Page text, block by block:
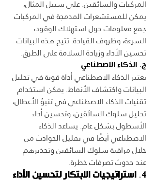
المركبات والسائقين. على سبيل المثال،
يمكن للمستشعرات المدمجة في المركبات
جمع معلومات حول استهلاك الوقود،
السرعة، وظروف القيادة. تتيح هذه البيانات
تحسين الأداء وزيادة السلامة على الطرق.
ج. الذكاء الاصطناعي
يعتبر الذكاء الاصطناعي أداة قوية في تحليل
البيانات واكتشاف الأنماط. يمكن استخدام
تقنيات الذكاء الاصطناعي في تنبؤ الأعطال،
تحليل سلوك السائقين، وتحسين أداء
الأسطول بشكل عام. يساعد الذكاء
الاصطناعي أيضًا في تقليل الحوادث من
خلال مراقبة سلوك السائقين وتحذيرهم
عند حدوث تصرفات خطرة.
4. استراتيجيات الابتكار لتحسين الأداء